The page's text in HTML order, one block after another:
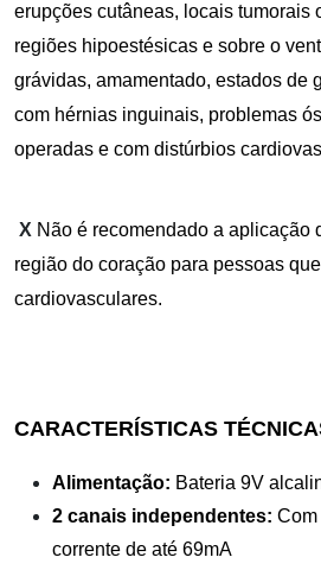
erupções cutâneas, locais tumorais
regiões hipoestésicas e sobre o
grávidas, amamentado, estados de
com hérnias inguinais, problemas
operadas e com distúrbios
X Não é recomendado a aplicação
região do coração para pessoas
cardiovasculares.
CARACTERÍSTICAS
Alimentação: Bateria 9V
2 canais independentes:
corrente de até 69mA